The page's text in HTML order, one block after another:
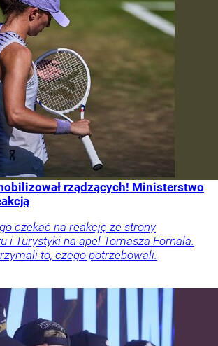
rządzących! Ministerstwo
czekać na reakcję ze strony
i Turystyki na apel Tomasza Fornala.
to, czego potrzebowali.